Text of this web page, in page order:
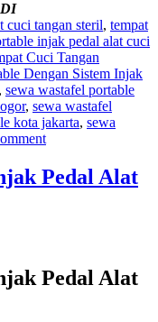
cuci tangan steril, tempat
injak pedal alat cuci
Cuci Tangan
Dengan Sistem Injak
, sewa wastafel portable
, sewa wastafel
kota jakarta, sewa
Pedal Alat
Pedal Alat